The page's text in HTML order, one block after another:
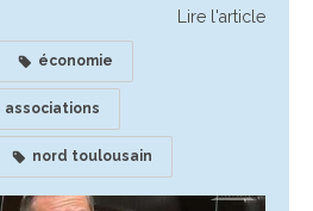
Lire l'article
économie
associations
nord toulousain